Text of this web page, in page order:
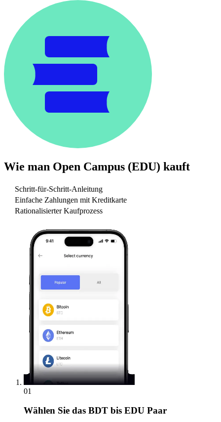
Wie man Open Campus (EDU) kauft
Schritt-für-Schritt-Anleitung
Einfache Zahlungen mit Kreditkarte
Rationalisierter Kaufprozess
01
Wählen Sie das BDT bis EDU Paar